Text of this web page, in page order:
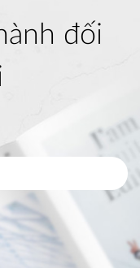
đối